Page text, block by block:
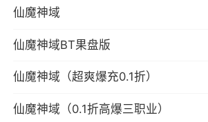
1、仙魔神域九游版采用最
精致细腻的游戏画面，成为一个
的仙侠世界
仙魔神域
仙魔神域BT果盘版
仙魔神域（超爽爆充0.1折）
仙魔神域（0.1折高爆三职业）